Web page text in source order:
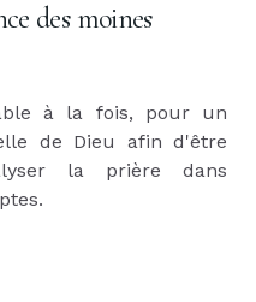
des moines
à la fois, pour un
de Dieu afin d'être
la prière dans